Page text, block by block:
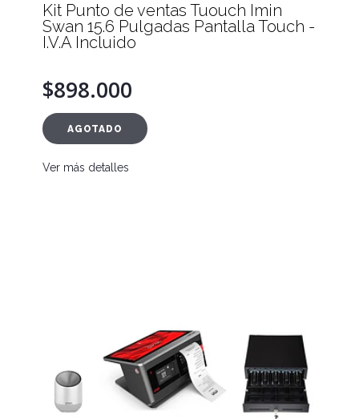
Kit Punto de ventas Tuouch Imin
Swan 15.6 Pulgadas Pantalla Touch -
I.V.A Incluido
$898.000
AGOTADO
Ver más detalles